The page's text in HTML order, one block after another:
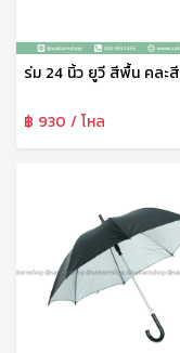
ร่ม 24 นิ้ว ยูวี สีพื้น คละสี
฿ 930 / โหล